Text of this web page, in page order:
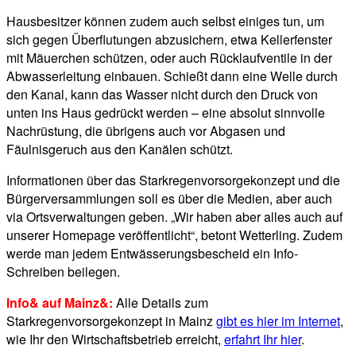
Hausbesitzer können zudem auch selbst einiges tun, um
sich gegen Überflutungen abzusichern, etwa Kellerfenster
mit Mäuerchen schützen, oder auch Rücklaufventile in der
Abwasserleitung einbauen. Schießt dann eine Welle durch
den Kanal, kann das Wasser nicht durch den Druck von
unten ins Haus gedrückt werden – eine absolut sinnvolle
Nachrüstung, die übrigens auch vor Abgasen und
Fäulnisgeruch aus den Kanälen schützt.
Informationen über das Starkregenvorsorgekonzept und die
Bürgerversammlungen soll es über die Medien, aber auch
via Ortsverwaltungen geben. „Wir haben aber alles auch auf
unserer Homepage veröffentlicht“, betont Wetterling. Zudem
werde man jedem Entwässerungsbescheid ein Info-
Schreiben beilegen.
Info& auf Mainz&: Alle Details zum
Starkregenvorsorgekonzept in Mainz gibt es hier im Internet,
wie Ihr den Wirtschaftsbetrieb erreicht, erfahrt Ihr hier.